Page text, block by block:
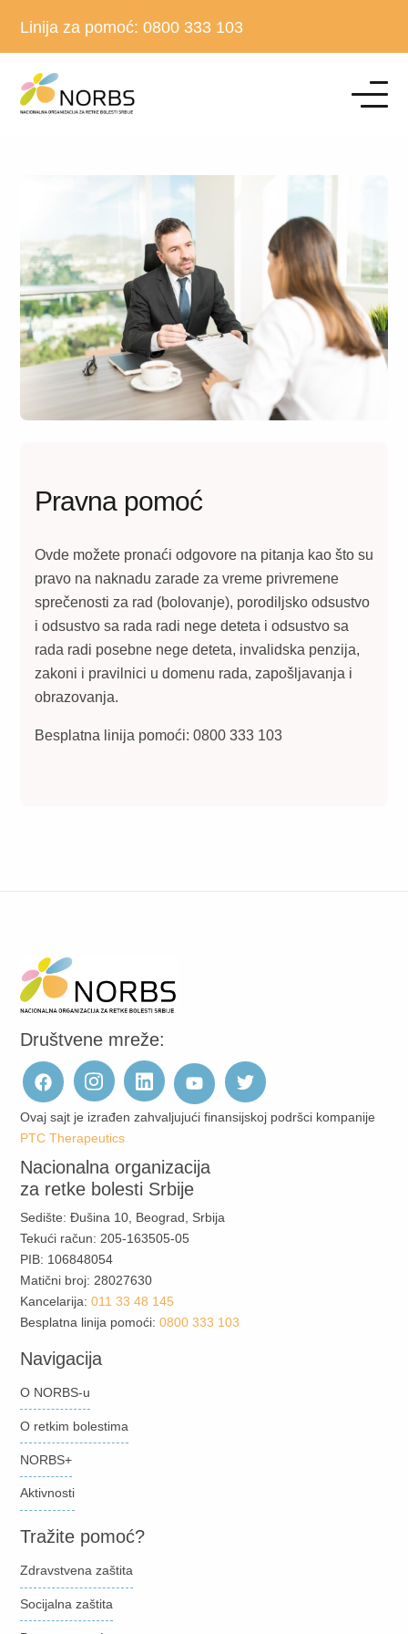
Linija za pomoć: 0800 333 103
Pravna pomoć
Ovde možete pronaći odgovore na pitanja kao što su
pravo na naknadu zarade za vreme privremene
sprečenosti za rad (bolovanje), porodiljsko odsustvo
i odsustvo sa rada radi nege deteta i odsustvo sa
rada radi posebne nege deteta, invalidska penzija,
zakoni i pravilnici u domenu rada, zapošljavanja i
obrazovanja.
Besplatna linija pomoći: 0800 333 103
Društvene mreže:
Ovaj sajt je izrađen zahvaljujući finansijskoj podršci kompanije
PTC Therapeutics
Nacionalna organizacija
za retke bolesti Srbije
Sedište: Đušina 10, Beograd, Srbija
Tekući račun: 205-163505-05
PIB: 106848054
Matični broj: 28027630
Kancelarija: 011 33 48 145
Besplatna linija pomoći: 0800 333 103
Navigacija
O NORBS-u
O retkim bolestima
NORBS+
Aktivnosti
Tražite pomoć?
Zdravstvena zaštita
Socijalna zaštita